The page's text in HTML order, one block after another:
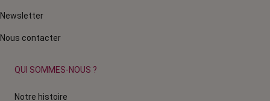
Newsletter
Nous contacter
QUI SOMMES-NOUS ?
Notre histoire